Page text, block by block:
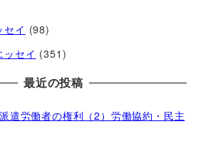
セイ (98)
ッセイ (351)
最近の投稿
遣労働者の権利（2）労働協約・民主